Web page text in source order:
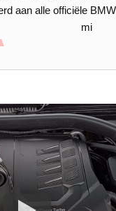
aan alle officiële
mi